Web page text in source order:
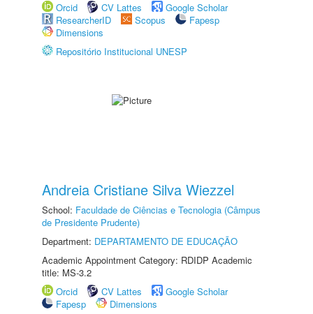
Orcid
CV Lattes
Google Scholar
ResearcherID
Scopus
Fapesp
Dimensions
Repositório Institucional UNESP
Andreia Cristiane Silva Wiezzel
School: Faculdade de Ciências e Tecnologia (Câmpus
de Presidente Prudente)
Department: DEPARTAMENTO DE EDUCAÇÃO
Academic Appointment Category: RDIDP Academic
title: MS-3.2
Orcid
CV Lattes
Google Scholar
Fapesp
Dimensions